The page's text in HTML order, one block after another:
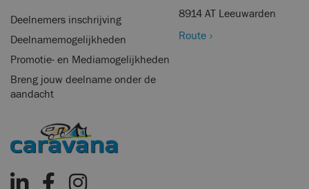
Deelnemers inschrijving
Deelnamemogelijkheden
Promotie- en Mediamogelijkheden
Breng jouw deelname onder de
aandacht
8914 AT Leeuwarden
Route